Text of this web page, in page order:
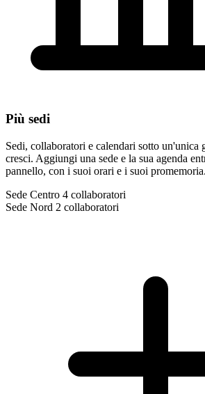
Più sedi
Sedi, collaboratori e calendari sotto un'unica
cresci. Aggiungi una sede e la sua agenda
pannello, con i suoi orari e i suoi promemoria.
Sede Centro 4 collaboratori
Sede Nord 2 collaboratori